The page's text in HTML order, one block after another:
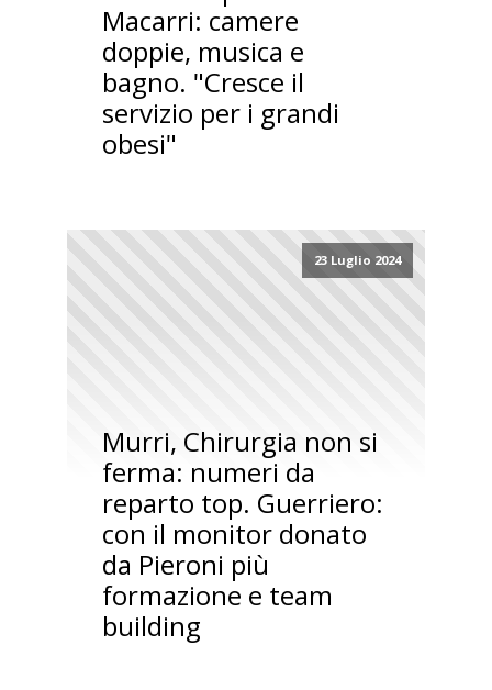
Macarri: camere
doppie, musica e
bagno. "Cresce il
servizio per i grandi
obesi"
23 Luglio 2024
Murri, Chirurgia non si
ferma: numeri da
reparto top. Guerriero:
con il monitor donato
da Pieroni più
formazione e team
building